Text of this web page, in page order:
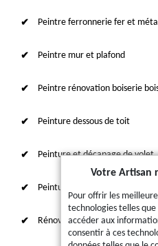
Peintre ferronnerie fer et métal
Peintre mur et plafond
Peintre rénovation boiserie
Peinture dessous de toit
Peinture et décapage de volet
Peinture sur tuile et toiture
Rénovation intérieure 87
Votre Artisan
Pour offrir les
technologies telles
accéder aux
consentir à ces